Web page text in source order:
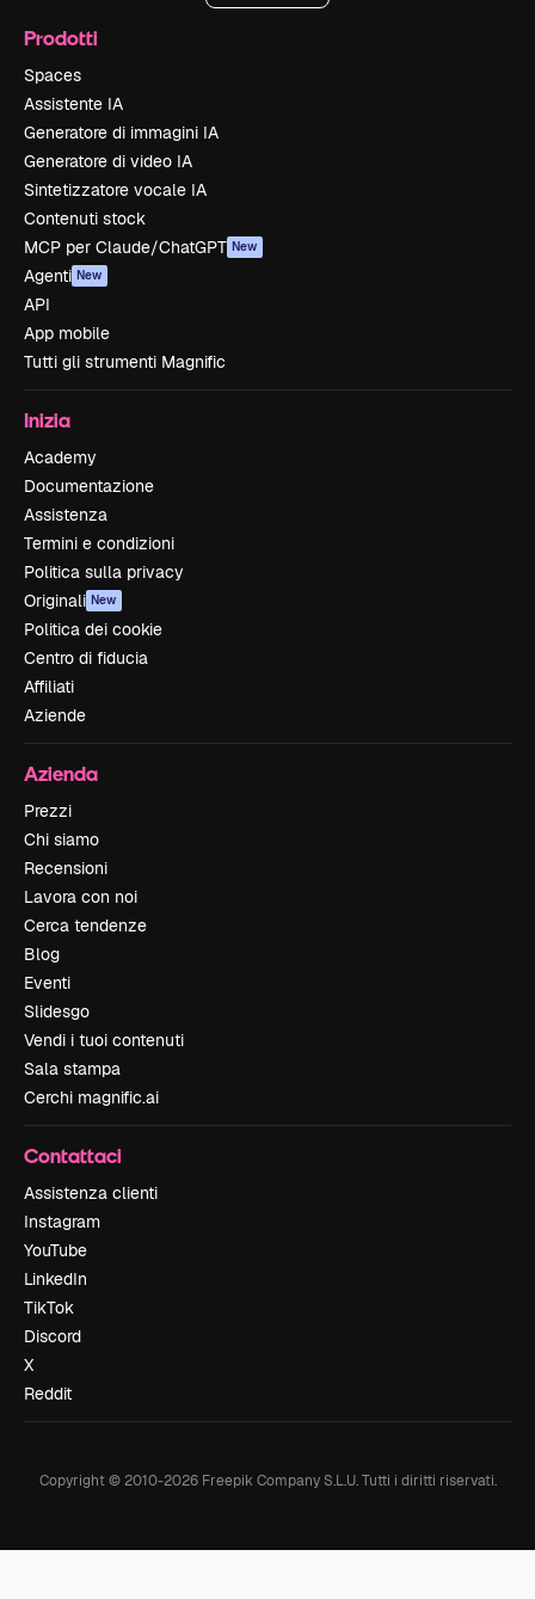
Prodotti
Spaces
Assistente IA
Generatore di immagini IA
Generatore di video IA
Sintetizzatore vocale IA
Contenuti stock
MCP per Claude/ChatGPT New
Agenti New
API
App mobile
Tutti gli strumenti Magnific
Inizia
Academy
Documentazione
Assistenza
Termini e condizioni
Politica sulla privacy
Originali New
Politica dei cookie
Centro di fiducia
Affiliati
Aziende
Azienda
Prezzi
Chi siamo
Recensioni
Lavora con noi
Cerca tendenze
Blog
Eventi
Slidesgo
Vendi i tuoi contenuti
Sala stampa
Cerchi magnific.ai
Contattaci
Assistenza clienti
Instagram
YouTube
LinkedIn
TikTok
Discord
X
Reddit
Copyright © 2010-2026Freepik Company S.L.U. Tutti i diritti riservati.